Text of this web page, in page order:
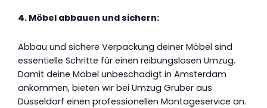
4. Möbel abbauen und sichern:
Abbau und sichere Verpackung deiner Möbel sind
essentielle Schritte für einen reibungslosen Umzug.
Damit deine Möbel unbeschädigt in Amsterdam
ankommen, bieten wir bei Umzug Gruber aus
Düsseldorf einen professionellen Montageservice an.